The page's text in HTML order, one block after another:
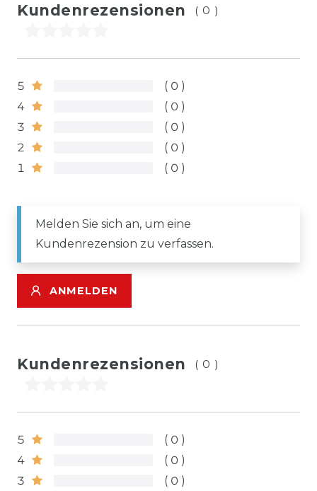
Kundenrezensionen (0)
5
0
4
0
3
0
2
0
1
0
Melden Sie sich an, um eine
Kundenrezension zu verfassen.
ANMELDEN
Kundenrezensionen (0)
5
0
4
0
3
0